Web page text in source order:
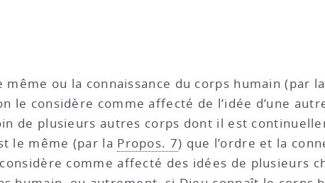
même ou la connaissance du corps humain (par la
le considère comme affecté de l’idée d’une
de plusieurs autres corps dont il est
le même (par la Propos. 7) que l’ordre et la
comme affecté des idées de plusieurs